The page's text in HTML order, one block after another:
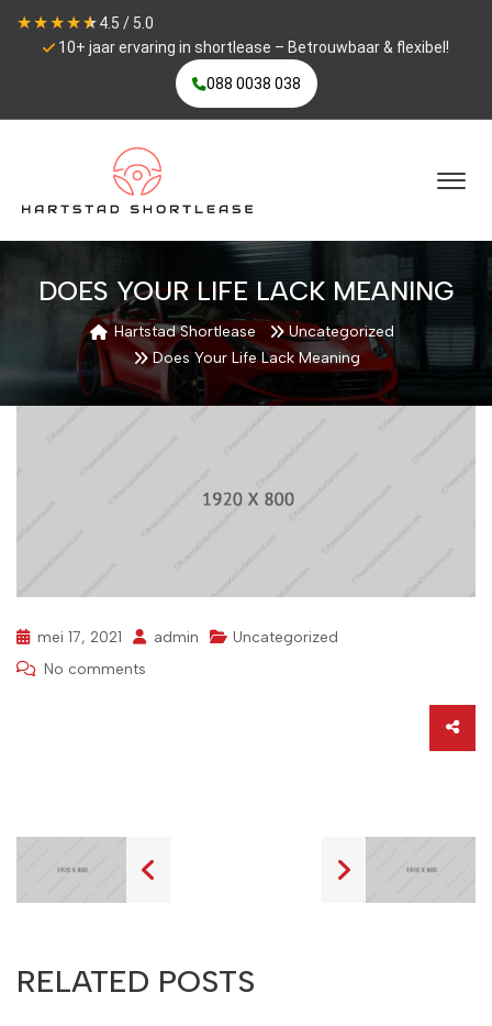
★★★★★4.5 / 5.0
10+ jaar ervaring in shortlease – Betrouwbaar & flexibel!
088 0038 038
DOES YOUR LIFE LACK MEANING
Hartstad Shortlease
Uncategorized
Does Your Life Lack Meaning
mei 17, 2021 admin
Uncategorized
No comments
RELATED POSTS